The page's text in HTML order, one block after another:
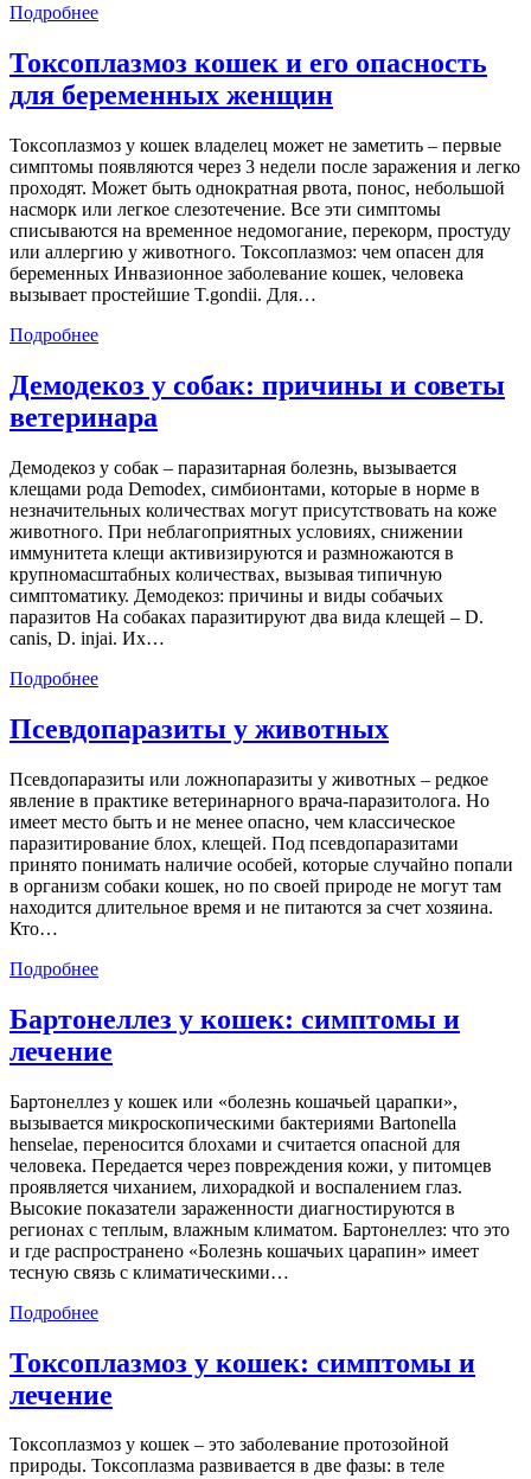
Подробнее
Токсоплазмоз кошек и его опасность
для беременных женщин
Токсоплазмоз у кошек владелец может не заметить – первые
симптомы появляются через 3 недели после заражения и легко
проходят. Может быть однократная рвота, понос, небольшой
насморк или легкое слезотечение. Все эти симптомы
списываются на временное недомогание, перекорм, простуду
или аллергию у животного. Токсоплазмоз: чем опасен для
беременных Инвазионное заболевание кошек, человека
вызывает простейшие T.gondii. Для…
Подробнее
Демодекоз у собак: причины и советы
ветеринара
Демодекоз у собак – паразитарная болезнь, вызывается
клещами рода Demodex, симбионтами, которые в норме в
незначительных количествах могут присутствовать на коже
животного. При неблагоприятных условиях, снижении
иммунитета клещи активизируются и размножаются в
крупномасштабных количествах, вызывая типичную
симптоматику. Демодекоз: причины и виды собачьих
паразитов На собаках паразитируют два вида клещей – D.
canis, D. injai. Их…
Подробнее
Псевдопаразиты у животных
Псевдопаразиты или ложнопаразиты у животных – редкое
явление в практике ветеринарного врача-паразитолога. Но
имеет место быть и не менее опасно, чем классическое
паразитирование блох, клещей. Под псевдопаразитами
принято понимать наличие особей, которые случайно попали
в организм собаки кошек, но по своей природе не могут там
находится длительное время и не питаются за счет хозяина.
Кто…
Подробнее
Бартонеллез у кошек: симптомы и
лечение
Бартонеллез у кошек или «болезнь кошачьей царапки»,
вызывается микроскопическими бактериями Bartonella
henselae, переносится блохами и считается опасной для
человека. Передается через повреждения кожи, у питомцев
проявляется чиханием, лихорадкой и воспалением глаз.
Высокие показатели зараженности диагностируются в
регионах с теплым, влажным климатом. Бартонеллез: что это
и где распространено «Болезнь кошачьих царапин» имеет
тесную связь с климатическими…
Подробнее
Токсоплазмоз у кошек: симптомы и
лечение
Токсоплазмоз у кошек – это заболевание протозойной
природы. Токсоплазма развивается в две фазы: в теле